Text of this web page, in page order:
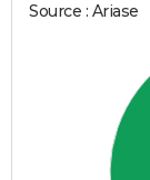
Source : Ariase